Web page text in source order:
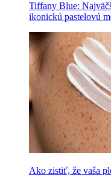
Tiffany Blue:
ikonickú pastelovú
Ako zistiť, že vaša